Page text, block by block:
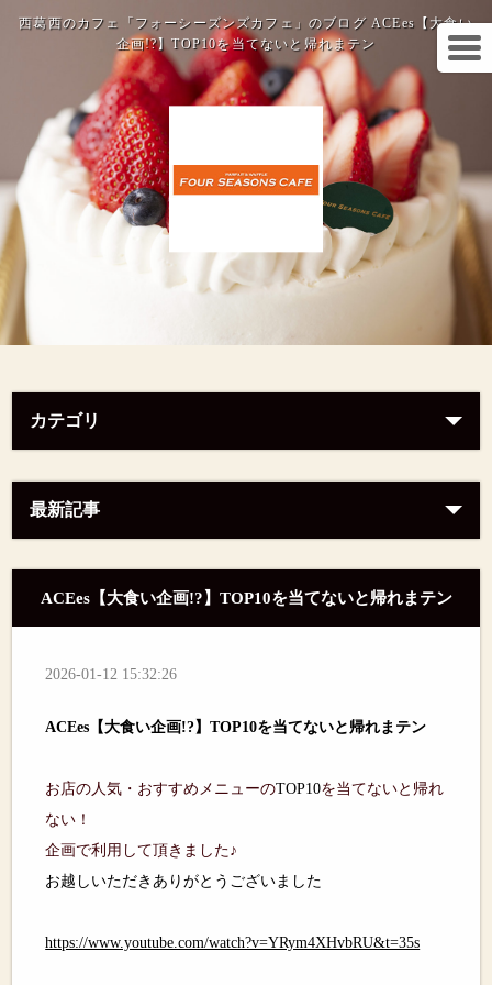
西葛西のカフェ「フォーシーズンズカフェ」のブログ ACEes【大食い
企画!?】TOP10を当てないと帰れまテン
カテゴリ
最新記事
ACEes【大食い企画!?】TOP10を当てないと帰れまテン
2026-01-12 15:32:26
ACEes 【大食い企画!?】TOP10を当てないと帰れまテン
お店の人気・おすすめメニューのTOP10を当てないと帰れ
ない！
企画で利用して頂きました♪
お越しいただきありがとうございました
https://www.youtube.com/watch?v=YRym4XHvbRU&t=35s